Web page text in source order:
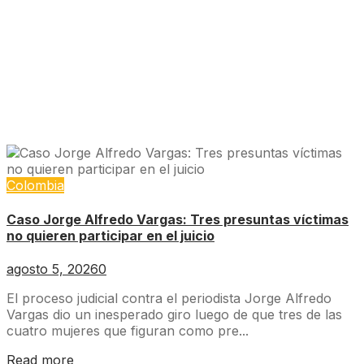
Colombia
Caso Jorge Alfredo Vargas: Tres presuntas víctimas
no quieren participar en el juicio
agosto 5, 20260
El proceso judicial contra el periodista Jorge Alfredo
Vargas dio un inesperado giro luego de que tres de las
cuatro mujeres que figuran como pre...
Read more